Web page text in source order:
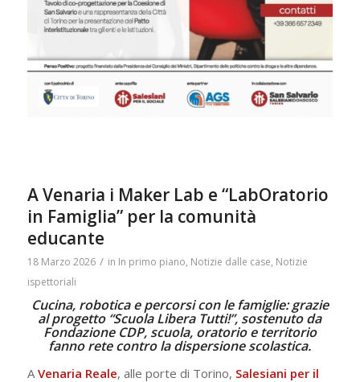
A Venaria i Maker Lab e “LabOratorio
in Famiglia” per la comunità
educante
18 Marzo 2026 / in In primo piano, Notizie dalle case, Notizie
ispettoriali
Cucina, robotica e percorsi con le famiglie: grazie
al progetto “Scuola Libera Tutti!”, sostenuto da
Fondazione CDP, scuola, oratorio e territorio
fanno rete contro la dispersione scolastica.
A Venaria Reale, alle porte di Torino, Salesiani per il